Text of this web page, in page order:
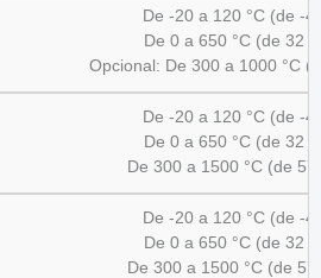
De -20 a 120 °C (de -
De 0 a 650 °C (de 32
Opcional: De 300 a 1000 °C
De -20 a 120 °C (de -
De 0 a 650 °C (de 32
De 300 a 1500 °C (de
De -20 a 120 °C (de -
De 0 a 650 °C (de 32
De 300 a 1500 °C (de